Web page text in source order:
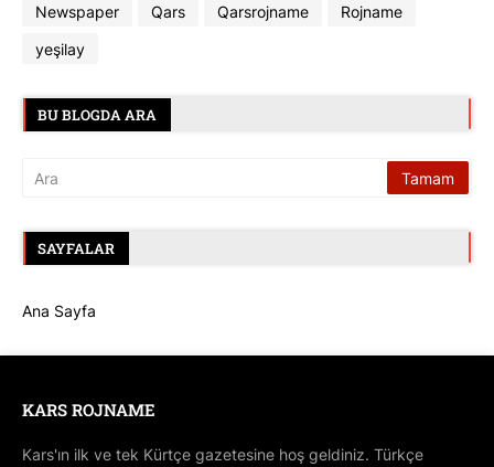
Newspaper
Qars Qarsrojname
Rojname
yeşilay
BU BLOGDA ARA
SAYFALAR
Ana Sayfa
KARS ROJNAME
Kars'ın ilk ve tek Kürtçe gazetesine hoş geldiniz. Türkçe